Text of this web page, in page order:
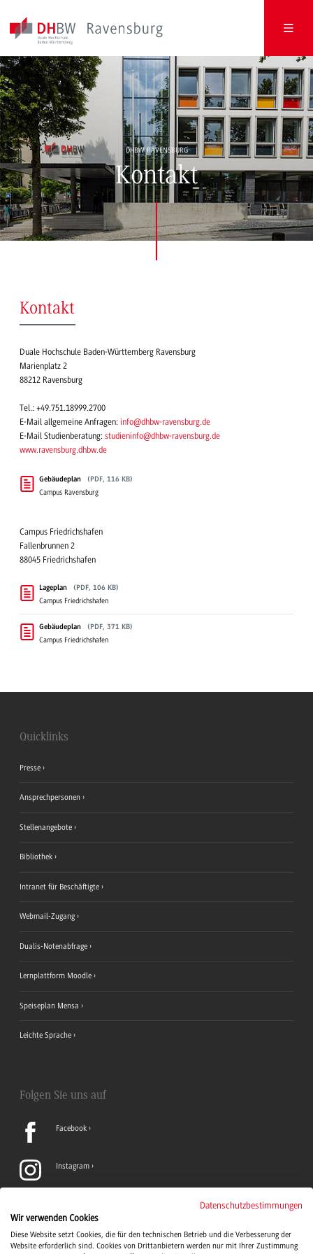
DHBW RAVENSBURG
Kontakt
Kontakt
Duale Hochschule Baden-Württemberg Ravensburg
Marienplatz 2
88212 Ravensburg
Tel.: +49.751.18999.2700
E-Mail allgemeine Anfragen: info@dhbw-ravensburg.de
E-Mail Studienberatung: studieninfo@dhbw-ravensburg.de
www.ravensburg.dhbw.de
Gebäudeplan (PDF, 116 KB)
Campus Ravensburg
Campus Friedrichshafen
Fallenbrunnen 2
88045 Friedrichshafen
Lageplan (PDF, 106 KB)
Campus Friedrichshafen
Gebäudeplan (PDF, 371 KB)
Campus Friedrichshafen
Quicklinks
Presse
Ansprechpersonen
Stellenangebote
Bibliothek
Intranet für Beschäftigte
Webmail-Zugang
Dualis-Notenabfrage
Lernplattform Moodle
Speiseplan Mensa
Leichte Sprache
Folgen Sie uns auf
Facebook
Instagram
TikTok
Datenschutzbestimmungen
Wir verwenden Cookies
Diese Website setzt Cookies, die für den technischen Betrieb und die Verbesserung der
Website erforderlich sind. Cookies von Drittanbietern werden nur mit Ihrer Zustimmung